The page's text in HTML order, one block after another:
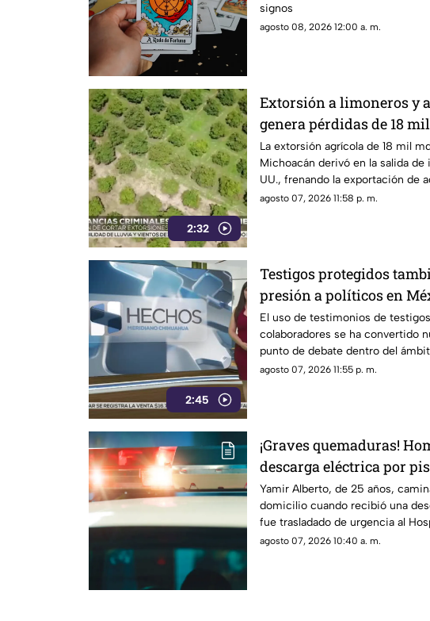
signos
agosto 08, 2026 12:00 a. m.
2:32
Extorsión a limoneros y
genera pérdidas de 18
Michoacán
La extorsión agrícola de 18 mil
Michoacán derivó en la salida de
UU., frenando la exportación de
provocando severas pérdidas
agosto 07, 2026 11:58 p. m.
2:45
Testigos protegidos
presión a políticos en
a exgobernador
Ayotzinapa
El uso de testimonios de
colaboradores se ha convertido
punto de debate dentro del
judicial, luego de que este
México.
agosto 07, 2026 11:55 p. m.
¡Graves quemaduras!
descarga eléctrica por
expuesto en banqueta de
Yamir Alberto, de 25 años,
domicilio cuando recibió una
fue trasladado de urgencia al
lesiones de segundo y tercer
agosto 07, 2026 10:40 a. m.